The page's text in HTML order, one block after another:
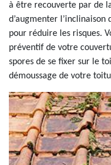
à être recouverte par de
d’augmenter
pour réduire les risques.
préventif de votre
spores de se fixer sur le
démoussage de votre